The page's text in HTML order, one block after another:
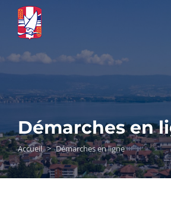
Passer
contenu
Démarches en
Accueil > Démarches en ligne